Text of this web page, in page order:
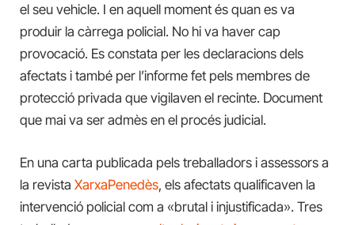
el seu vehicle. I en aquell moment és quan es va
produir la càrrega policial. No hi va haver cap
provocació. Es constata per les declaracions dels
afectats i també per l’informe fet pels membres de
protecció privada que vigilaven el recinte. Document
que mai va ser admès en el procés judicial.
En una carta publicada pels treballadors i assessors a
la revista XarxaPenedès, els afectats qualificaven la
intervenció policial com a «brutal i injustificada». Tres